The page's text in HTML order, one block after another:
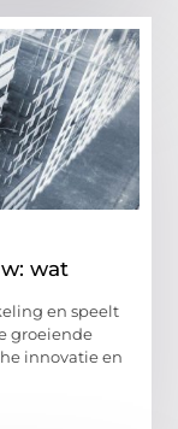
wat
en speelt
groeiende
innovatie en